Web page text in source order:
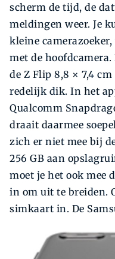
scherm de tijd, de
meldingen weer. Je
kleine
met de
de Z Flip 8,8 × 7,4
redelijk dik. In het
Qualcomm
draait daarmee
zich er niet mee bij
256 GB aan
moet je het ook mee
in om uit te breiden.
simkaart in. De